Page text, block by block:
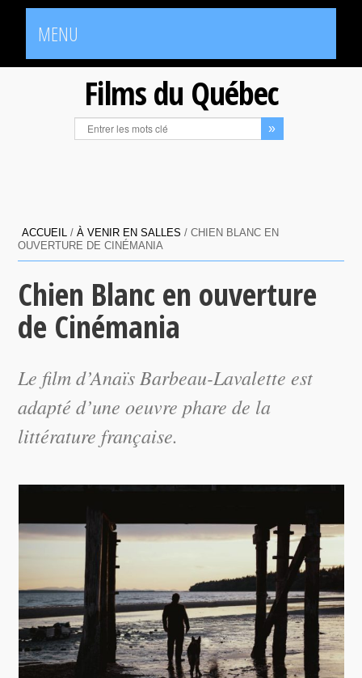
MENU
Films du Québec
ACCUEIL /À VENIR EN SALLES /CHIEN BLANC EN
OUVERTURE DE CINÉMANIA
Chien Blanc en ouverture
de Cinémania
Le film d’Anaïs Barbeau-Lavalette est
adapté d’une oeuvre phare de la
littérature française.